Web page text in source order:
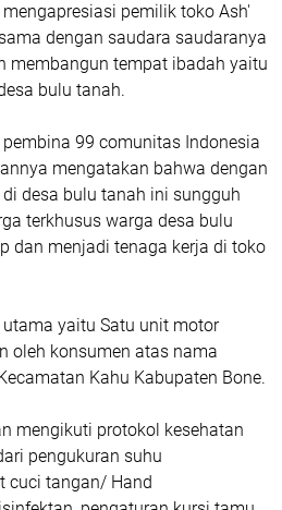
pemilik toko Ash'
dengan saudara saudaranya
membangun tempat ibadah yaitu
bulu tanah.
99 comunitas Indonesia
mengatakan bahwa dengan
desa bulu tanah ini sungguh
terkhusus warga desa bulu
dan menjadi tenaga kerja di toko
yaitu Satu unit motor
oleh konsumen atas nama
Kahu Kabupaten Bone.
mengikuti protokol kesehatan
pengukuran suhu
cuci tangan/ Hand